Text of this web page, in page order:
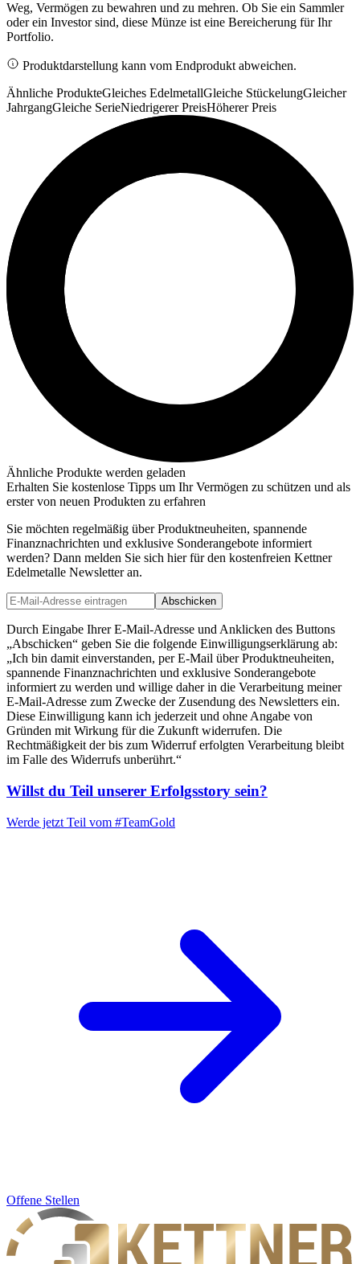
Weg, Vermögen zu bewahren und zu mehren. Ob Sie ein Sammler
oder ein Investor sind, diese Münze ist eine Bereicherung für Ihr
Portfolio.
Produktdarstellung kann vom Endprodukt abweichen.
Ähnliche ProdukteGleiches EdelmetallGleiche StückelungGleicher
JahrgangGleiche SerieNiedrigerer PreisHöherer Preis
Ähnliche Produkte werden geladen
Erhalten Sie kostenlose Tipps um Ihr Vermögen zu schützen und als
erster von neuen Produkten zu erfahren
Sie möchten regelmäßig über Produktneuheiten, spannende
Finanznachrichten und exklusive Sonderangebote informiert
werden? Dann melden Sie sich hier für den kostenfreien Kettner
Edelmetalle Newsletter an.
Abschicken
Durch Eingabe Ihrer E-Mail-Adresse und Anklicken des Buttons
„Abschicken“ geben Sie die folgende Einwilligungserklärung ab:
„Ich bin damit einverstanden, per E-Mail über Produktneuheiten,
spannende Finanznachrichten und exklusive Sonderangebote
informiert zu werden und willige daher in die Verarbeitung meiner
E-Mail-Adresse zum Zwecke der Zusendung des Newsletters ein.
Diese Einwilligung kann ich jederzeit und ohne Angabe von
Gründen mit Wirkung für die Zukunft widerrufen. Die
Rechtmäßigkeit der bis zum Widerruf erfolgten Verarbeitung bleibt
im Falle des Widerrufs unberührt.“
Willst du Teil unserer Erfolgsstory sein?
Werde jetzt Teil vom #TeamGold
Offene Stellen